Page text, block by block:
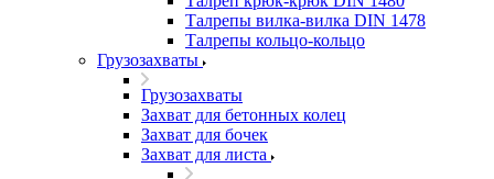
Талрепы вилка-вилка DIN 1478
Талрепы кольцо-кольцо
Грузозахваты
Грузозахваты
Захват для бетонных колец
Захват для бочек
Захват для листа